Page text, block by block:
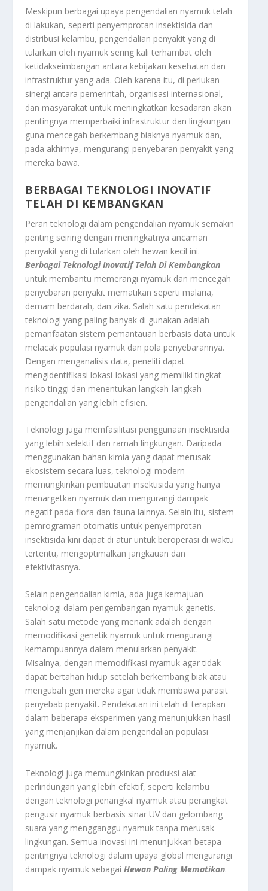
Meskipun berbagai upaya pengendalian nyamuk telah
di lakukan, seperti penyemprotan insektisida dan
distribusi kelambu, pengendalian penyakit yang di
tularkan oleh nyamuk sering kali terhambat oleh
ketidakseimbangan antara kebijakan kesehatan dan
infrastruktur yang ada. Oleh karena itu, di perlukan
sinergi antara pemerintah, organisasi internasional,
dan masyarakat untuk meningkatkan kesadaran akan
pentingnya memperbaiki infrastruktur dan lingkungan
guna mencegah berkembang biaknya nyamuk dan,
pada akhirnya, mengurangi penyebaran penyakit yang
mereka bawa.
BERBAGAI TEKNOLOGI INOVATIF
TELAH DI KEMBANGKAN
Peran teknologi dalam pengendalian nyamuk semakin
penting seiring dengan meningkatnya ancaman
penyakit yang di tularkan oleh hewan kecil ini.
Berbagai Teknologi Inovatif Telah Di Kembangkan
untuk membantu memerangi nyamuk dan mencegah
penyebaran penyakit mematikan seperti malaria,
demam berdarah, dan zika. Salah satu pendekatan
teknologi yang paling banyak di gunakan adalah
pemanfaatan sistem pemantauan berbasis data untuk
melacak populasi nyamuk dan pola penyebarannya.
Dengan menganalisis data, peneliti dapat
mengidentifikasi lokasi-lokasi yang memiliki tingkat
risiko tinggi dan menentukan langkah-langkah
pengendalian yang lebih efisien.
Teknologi juga memfasilitasi penggunaan insektisida
yang lebih selektif dan ramah lingkungan. Daripada
menggunakan bahan kimia yang dapat merusak
ekosistem secara luas, teknologi modern
memungkinkan pembuatan insektisida yang hanya
menargetkan nyamuk dan mengurangi dampak
negatif pada flora dan fauna lainnya. Selain itu, sistem
pemrograman otomatis untuk penyemprotan
insektisida kini dapat di atur untuk beroperasi di waktu
tertentu, mengoptimalkan jangkauan dan
efektivitasnya.
Selain pengendalian kimia, ada juga kemajuan
teknologi dalam pengembangan nyamuk genetis.
Salah satu metode yang menarik adalah dengan
memodifikasi genetik nyamuk untuk mengurangi
kemampuannya dalam menularkan penyakit.
Misalnya, dengan memodifikasi nyamuk agar tidak
dapat bertahan hidup setelah berkembang biak atau
mengubah gen mereka agar tidak membawa parasit
penyebab penyakit. Pendekatan ini telah di terapkan
dalam beberapa eksperimen yang menunjukkan hasil
yang menjanjikan dalam pengendalian populasi
nyamuk.
Teknologi juga memungkinkan produksi alat
perlindungan yang lebih efektif, seperti kelambu
dengan teknologi penangkal nyamuk atau perangkat
pengusir nyamuk berbasis sinar UV dan gelombang
suara yang mengganggu nyamuk tanpa merusak
lingkungan. Semua inovasi ini menunjukkan betapa
pentingnya teknologi dalam upaya global mengurangi
dampak nyamuk sebagaiHewan Paling Mematikan.